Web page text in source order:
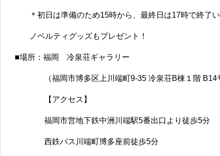
＊初日は準備のため15時から、最終日は17時で終了
ノベルティグッズもプレゼント！
■場所：福岡 冷泉荘ギャラリー
（福岡市博多区上川端町9-35 冷泉荘B棟１階 B14
【アクセス】
福岡市営地下鉄中洲川端駅5番出口より徒歩5分
西鉄バス川端町博多座前徒歩5分